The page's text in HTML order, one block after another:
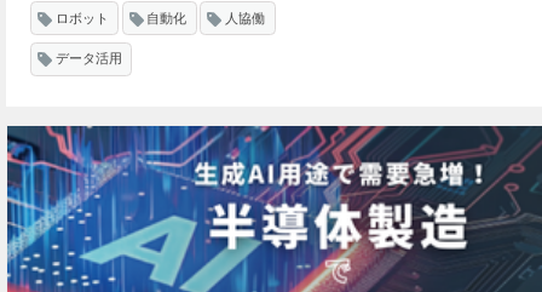
ロボット 自動化 人協働
データ活用